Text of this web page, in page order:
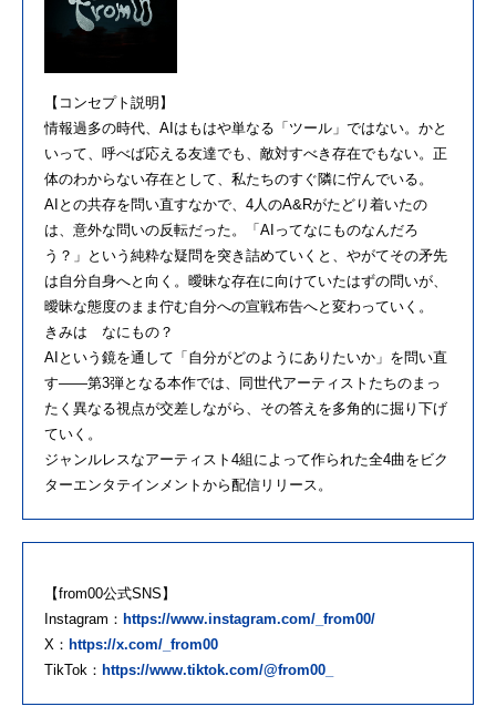
【コンセプト説明】
情報過多の時代、AIはもはや単なる「ツール」ではない。かと
いって、呼べば応える友達でも、敵対すべき存在でもない。正
体のわからない存在として、私たちのすぐ隣に佇んでいる。
AIとの共存を問い直すなかで、4人のA&Rがたどり着いたの
は、意外な問いの反転だった。「AIってなにものなんだろ
う？」という純粋な疑問を突き詰めていくと、やがてその矛先
は自分自身へと向く。曖昧な存在に向けていたはずの問いが、
曖昧な態度のまま佇む自分への宣戦布告へと変わっていく。
きみは なにもの？
AIという鏡を通して「自分がどのようにありたいか」を問い直
す——第3弾となる本作では、同世代アーティストたちのまっ
たく異なる視点が交差しながら、その答えを多角的に掘り下げ
ていく。
ジャンルレスなアーティスト4組によって作られた全4曲をビク
ターエンタテインメントから配信リリース。
【from00公式SNS】
Instagram： https://www.instagram.com/_from00/
X： https://x.com/_from00
TikTok： https://www.tiktok.com/@from00_